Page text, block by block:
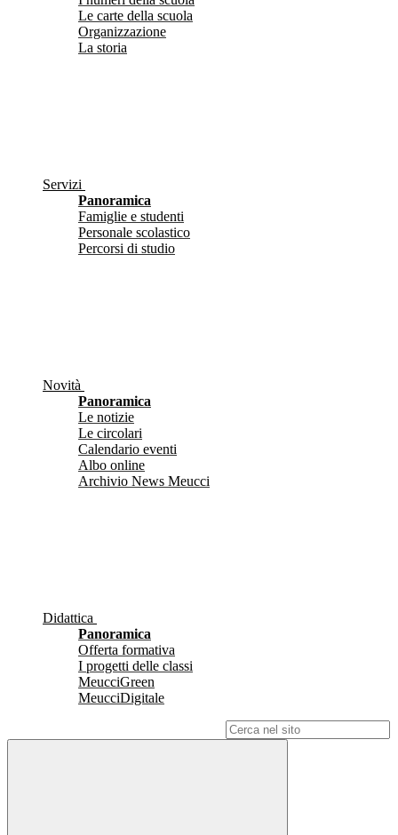
Le carte della scuola
Organizzazione
La storia
Servizi
Panoramica
Famiglie e studenti
Personale scolastico
Percorsi di studio
Novità
Panoramica
Le notizie
Le circolari
Calendario eventi
Albo online
Archivio News Meucci
Didattica
Panoramica
Offerta formativa
I progetti delle classi
MeucciGreen
MeucciDigitale